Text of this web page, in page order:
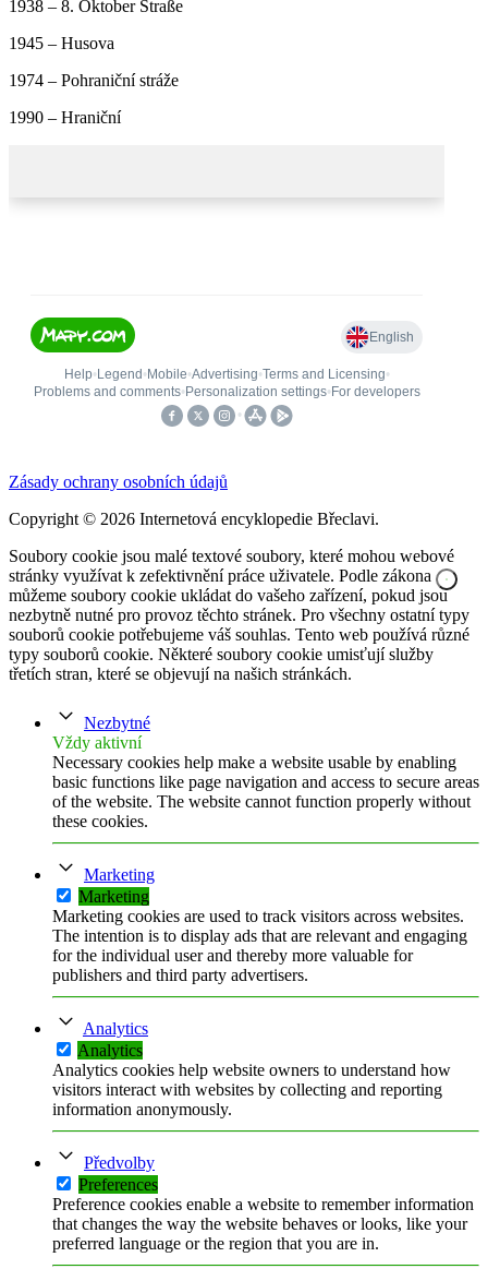
1938 – 8. Oktober Straße
1945 – Husova
1974 – Pohraniční stráže
1990 – Hraniční
Zásady ochrany osobních údajů
Copyright © 2026 Internetová encyklopedie Břeclavi.
Soubory cookie jsou malé textové soubory, které mohou webové
stránky využívat k zefektivnění práce uživatele. Podle zákona
můžeme soubory cookie ukládat do vašeho zařízení, pokud jsou
nezbytně nutné pro provoz těchto stránek. Pro všechny ostatní typy
souborů cookie potřebujeme váš souhlas. Tento web používá různé
typy souborů cookie. Některé soubory cookie umisťují služby
třetích stran, které se objevují na našich stránkách.
Nezbytné
Vždy aktivní
Necessary cookies help make a website usable by enabling
basic functions like page navigation and access to secure areas
of the website. The website cannot function properly without
these cookies.
Marketing
Marketing
Marketing cookies are used to track visitors across websites.
The intention is to display ads that are relevant and engaging
for the individual user and thereby more valuable for
publishers and third party advertisers.
Analytics
Analytics
Analytics cookies help website owners to understand how
visitors interact with websites by collecting and reporting
information anonymously.
Předvolby
Preferences
Preference cookies enable a website to remember information
that changes the way the website behaves or looks, like your
preferred language or the region that you are in.